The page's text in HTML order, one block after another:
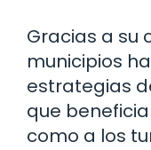
Gracias a su
municipios
estrategias
que
como a los